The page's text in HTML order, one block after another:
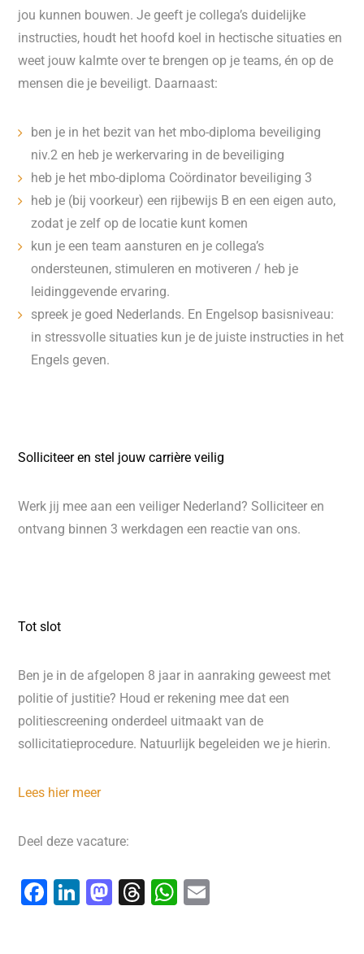
jou kunnen bouwen. Je geeft je collega’s duidelijke
instructies, houdt het hoofd koel in hectische situaties en
weet jouw kalmte over te brengen op je teams, én op de
mensen die je beveiligt. Daarnaast:
ben je in het bezit van het mbo-diploma beveiliging
niv.2 en heb je werkervaring in de beveiliging
heb je het mbo-diploma Coördinator beveiliging 3
heb je (bij voorkeur) een rijbewijs B en een eigen auto,
zodat je zelf op de locatie kunt komen
kun je een team aansturen en je collega’s
ondersteunen, stimuleren en motiveren / heb je
leidinggevende ervaring.
spreek je goed Nederlands. En Engelsop basisniveau:
in stressvolle situaties kun je de juiste instructies in het
Engels geven.
Solliciteer en stel jouw carrière veilig
Werk jij mee aan een veiliger Nederland? Solliciteer en
ontvang binnen 3 werkdagen een reactie van ons.
Tot slot
Ben je in de afgelopen 8 jaar in aanraking geweest met
politie of justitie? Houd er rekening mee dat een
politiescreening onderdeel uitmaakt van de
sollicitatieprocedure. Natuurlijk begeleiden we je hierin.
Lees hier meer
Deel deze vacature:
F
Li M T
W